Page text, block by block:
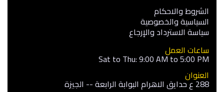
الشروط والاحكام
السياسية والخصوصية
سياسة الاسترداد والإرجاع
ساعات العمل
Sat to Thu: 9:00 AM to 5:00 PM
العنوان
288 ع حدايق الاهرام البوابة الرابعة -- الجيزة